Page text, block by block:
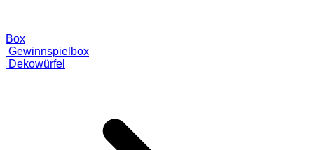
Box
Gewinnspielbox
Dekowürfel